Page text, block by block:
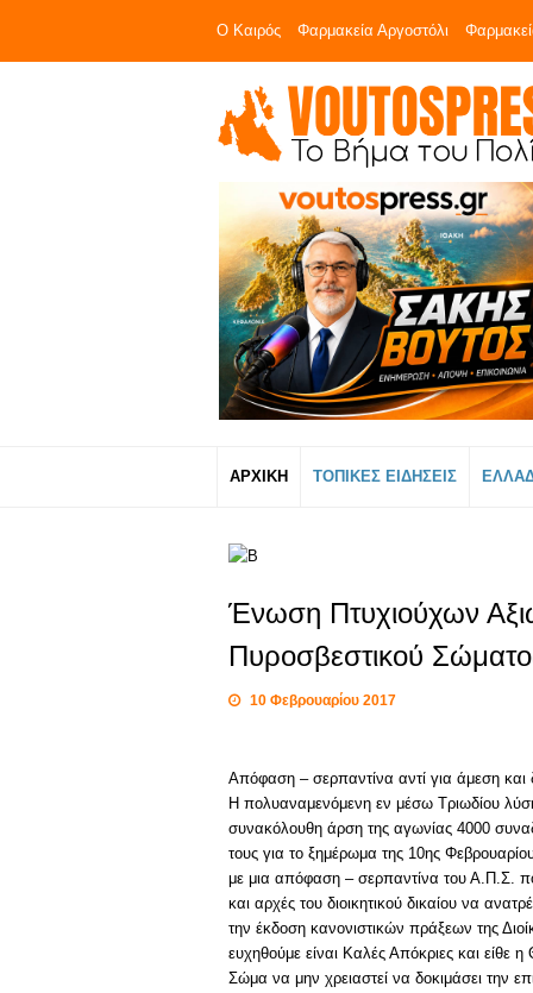
Ο Καιρός Φαρμακεία Αργοστόλι
ΑΡΧΙΚΗ ΤΟΠΙΚΕΣ ΕΙΔΗΣΕΙΣ
Ένωση Πτυχιούχων
Πυροσβεστικού
10 Φεβρουαρίου 2017
Απόφαση – σερπαντίνα αντί για άμεση
Η πολυαναμενόμενη εν μέσω Τριωδίου
συνακόλουθη άρση της αγωνίας 4000
τους για το ξημέρωμα της 10ης
με μια απόφαση – σερπαντίνα του Α.Π.Σ.
και αρχές του διοικητικού δικαίου να
την έκδοση κανονιστικών πράξεων της
ευχηθούμε είναι Καλές Απόκριες και
Σώμα να μην χρειαστεί να δοκιμάσει την